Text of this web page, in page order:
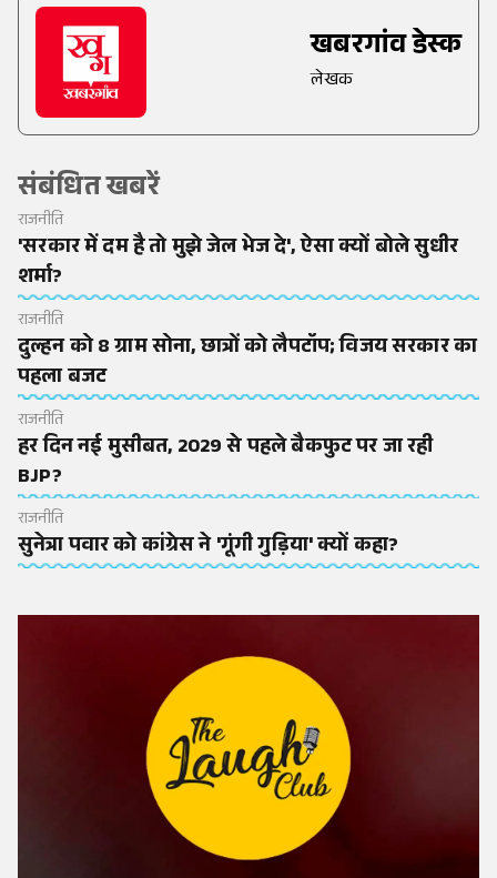
खबरगांव डेस्क
लेखक
संबंधित खबरें
राजनीति
'सरकार में दम है तो मुझे जेल भेज दे', ऐसा क्यों बोले सुधीर
शर्मा?
राजनीति
दुल्हन को 8 ग्राम सोना, छात्रों को लैपटॉप; विजय सरकार का
पहला बजट
राजनीति
हर दिन नई मुसीबत, 2029 से पहले बैकफुट पर जा रही
BJP?
राजनीति
सुनेत्रा पवार को कांग्रेस ने 'गूंगी गुड़िया' क्यों कहा?